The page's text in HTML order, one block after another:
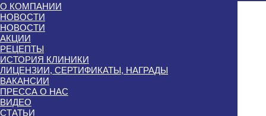
О КОМПАНИИ
НОВОСТИ
НОВОСТИ
АКЦИИ
РЕЦЕПТЫ
ИСТОРИЯ КЛИНИКИ
ЛИЦЕНЗИИ, СЕРТИФИКАТЫ, НАГРАДЫ
ВАКАНСИИ
ПРЕССА О НАС
ВИДЕО
СТАТЬИ